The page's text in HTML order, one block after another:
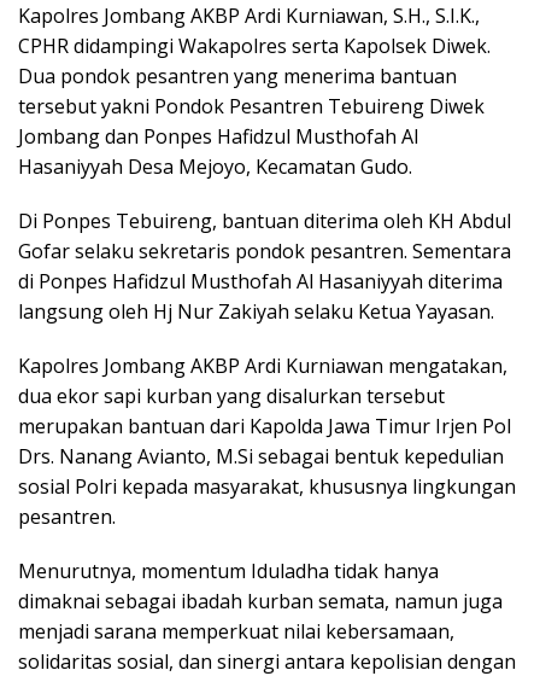
Kapolres Jombang AKBP Ardi Kurniawan, S.H., S.I.K.,
CPHR didampingi Wakapolres serta Kapolsek Diwek.
Dua pondok pesantren yang menerima bantuan
tersebut yakni Pondok Pesantren Tebuireng Diwek
Jombang dan Ponpes Hafidzul Musthofah Al
Hasaniyyah Desa Mejoyo, Kecamatan Gudo.
Di Ponpes Tebuireng, bantuan diterima oleh KH Abdul
Gofar selaku sekretaris pondok pesantren. Sementara
di Ponpes Hafidzul Musthofah Al Hasaniyyah diterima
langsung oleh Hj Nur Zakiyah selaku Ketua Yayasan.
Kapolres Jombang AKBP Ardi Kurniawan mengatakan,
dua ekor sapi kurban yang disalurkan tersebut
merupakan bantuan dari Kapolda Jawa Timur Irjen Pol
Drs. Nanang Avianto, M.Si sebagai bentuk kepedulian
sosial Polri kepada masyarakat, khususnya lingkungan
pesantren.
Menurutnya, momentum Iduladha tidak hanya
dimaknai sebagai ibadah kurban semata, namun juga
menjadi sarana memperkuat nilai kebersamaan,
solidaritas sosial, dan sinergi antara kepolisian dengan